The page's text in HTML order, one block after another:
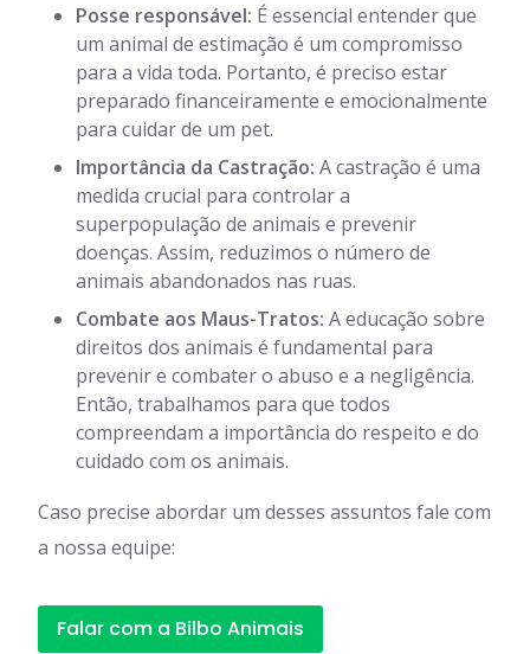
Posse responsável: É essencial entender que
um animal de estimação é um compromisso
para a vida toda. Portanto, é preciso estar
preparado financeiramente e emocionalmente
para cuidar de um pet.
Importância da Castração: A castração é uma
medida crucial para controlar a
superpopulação de animais e prevenir
doenças. Assim, reduzimos o número de
animais abandonados nas ruas.
Combate aos Maus-Tratos: A educação sobre
direitos dos animais é fundamental para
prevenir e combater o abuso e a negligência.
Então, trabalhamos para que todos
compreendam a importância do respeito e do
cuidado com os animais.
Caso precise abordar um desses assuntos fale com
a nossa equipe:
Falar com a Bilbo Animais